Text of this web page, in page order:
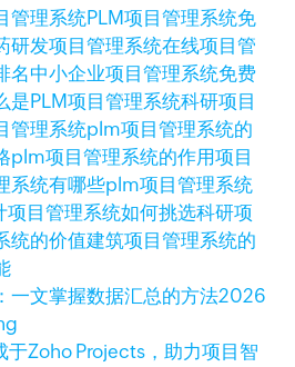
管理系统PLM项目管理系统免
研发项目管理系统在线项目管
名中小企业项目管理系统免费
是PLM项目管理系统科研项目
管理系统plm项目管理系统的
plm项目管理系统的作用项目
系统有哪些plm项目管理系统
项目管理系统如何挑选科研项
统的价值建筑项目管理系统的
一文掌握数据汇总的方法2026
于Zoho Projects，助力项目智